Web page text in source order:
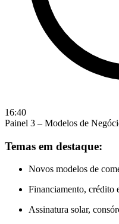
16:40
Painel 3 – Modelos de
Temas em destaque:
Novos modelos de
Financiamento, crédito
Assinatura solar,